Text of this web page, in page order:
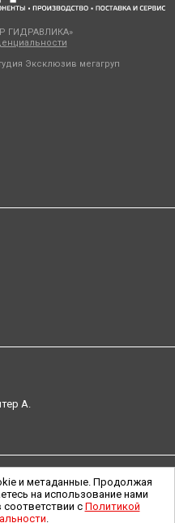
и метаданные. Продолжая
на использование нами
с Политикой
.
ГИДРАВЛИКА»
Эксклюзив мегагруп
А.